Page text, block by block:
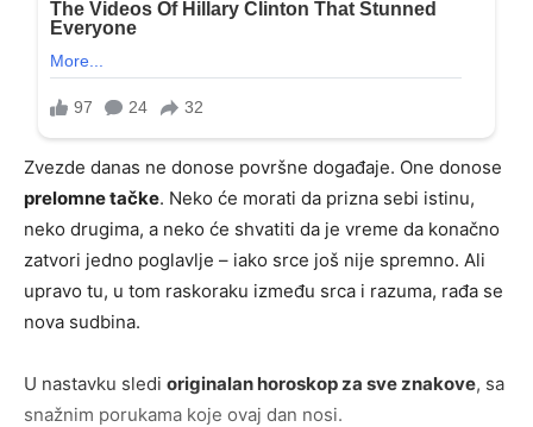
Zvezde danas ne donose površne događaje. One donose
prelomne tačke. Neko će morati da prizna sebi istinu,
neko drugima, a neko će shvatiti da je vreme da konačno
zatvori jedno poglavlje – iako srce još nije spremno. Ali
upravo tu, u tom raskoraku između srca i razuma, rađa se
nova sudbina.
U nastavku sledi originalan horoskop za sve znakove, sa
snažnim porukama koje ovaj dan nosi.